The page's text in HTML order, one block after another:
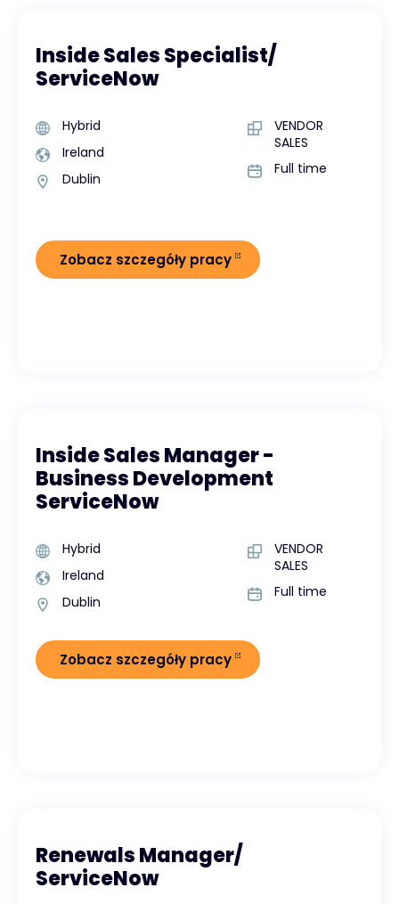
Inside Sales Specialist/
ServiceNow
Hybrid
Ireland
Dublin
VENDOR
SALES
Full time
Zobacz szczegóły pracy
Inside Sales Manager -
Business Development
ServiceNow
Hybrid
Ireland
Dublin
VENDOR
SALES
Full time
Zobacz szczegóły pracy
Renewals Manager/
ServiceNow